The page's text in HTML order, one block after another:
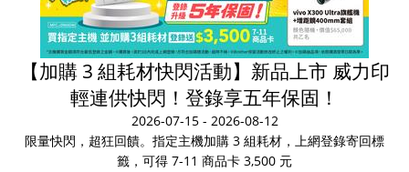
【加購 3 組耗材快閃活動】新品上市 威力印
輕連供快閃！登錄享五年保固！
2026-07-15 - 2026-08-12
限量快閃，超狂回饋。指定主機加購 3 組耗材，上網登錄寄回標
籤，可得 7-11 商品卡 3,500 元